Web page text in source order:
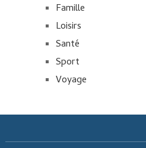
Famille
Loisirs
Santé
Sport
Voyage